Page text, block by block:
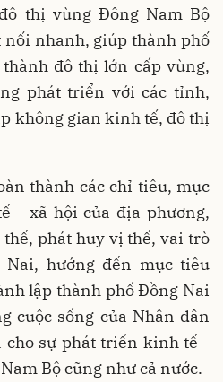
thị vùng Đông Nam Bộ
nối nhanh, giúp thành phố
đô thị lớn cấp vùng,
phát triển với các tỉnh,
không gian kinh tế, đô thị
thành các chỉ tiêu, mục
- xã hội của địa phương,
phát huy vị thế, vai trò
hướng đến mục tiêu
lập thành phố Đồng Nai
cuộc sống của Nhân dân
cho sự phát triển kinh tế -
Bộ cũng như cả nước.